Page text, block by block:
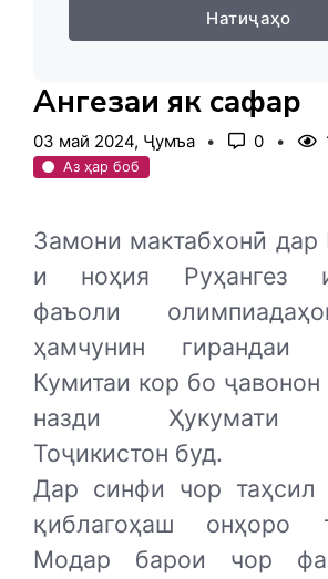
Натиҷаҳо
Ангезаи як сафар
03 май 2024, Ҷумъа 0
Аз ҳар боб
Замони мактабхонӣ
и ноҳия Руҳангез
фаъоли
ҳамчунин гирандаи
Кумитаи кор бо
назди Ҳукумати
Тоҷикистон буд.
Дар синфи чор таҳсил
қиблагоҳаш онҳоро
Модар барои чор